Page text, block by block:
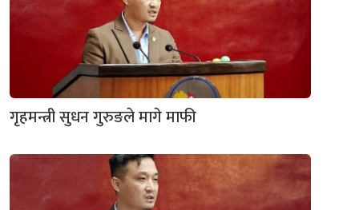
गृहमन्त्री सुधन गुरुङले मागे माफी